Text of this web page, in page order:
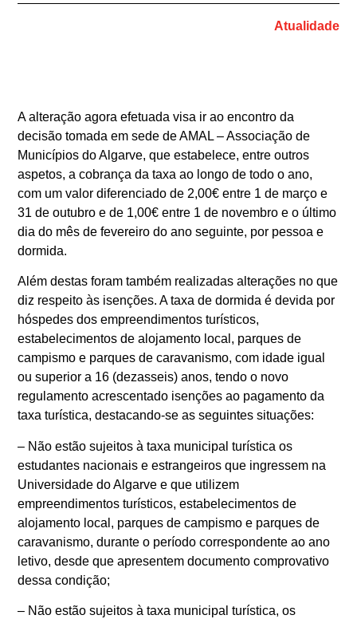
Atualidade
A alteração agora efetuada visa ir ao encontro da
decisão tomada em sede de AMAL – Associação de
Municípios do Algarve, que estabelece, entre outros
aspetos, a cobrança da taxa ao longo de todo o ano,
com um valor diferenciado de 2,00€ entre 1 de março e
31 de outubro e de 1,00€ entre 1 de novembro e o último
dia do mês de fevereiro do ano seguinte, por pessoa e
dormida.
Além destas foram também realizadas alterações no que
diz respeito às isenções. A taxa de dormida é devida por
hóspedes dos empreendimentos turísticos,
estabelecimentos de alojamento local, parques de
campismo e parques de caravanismo, com idade igual
ou superior a 16 (dezasseis) anos, tendo o novo
regulamento acrescentado isenções ao pagamento da
taxa turística, destacando-se as seguintes situações:
– Não estão sujeitos à taxa municipal turística os
estudantes nacionais e estrangeiros que ingressem na
Universidade do Algarve e que utilizem
empreendimentos turísticos, estabelecimentos de
alojamento local, parques de campismo e parques de
caravanismo, durante o período correspondente ao ano
letivo, desde que apresentem documento comprovativo
dessa condição;
– Não estão sujeitos à taxa municipal turística, os